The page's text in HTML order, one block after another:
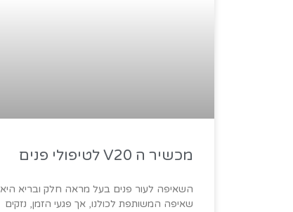
מכשיר ה V20 לטיפולי פנים
השאיפה לעור פנים בעל מראה חלק ובריא היא
שאיפה המשותפת לכולנו, אך פגעי הזמן, נזקים